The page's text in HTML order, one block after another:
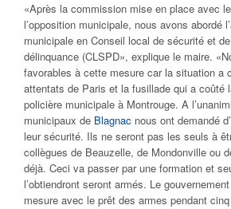
«Après la commission mise en place avec
l’opposition municipale, nous avons abordé
municipale en Conseil local de sécurité et
délinquance (CLSPD», explique le maire.
favorables à cette mesure car la situation a
attentats de Paris et la fusillade qui a coûté
policière municipale à Montrouge. A
municipaux de Blagnac nous ont demandé
leur sécurité. Ils ne seront pas les seuls à
collègues de Beauzelle, de Mondonville ou
déjà. Ceci va passer par une formation et
l’obtiendront seront armés. Le
mesure avec le prêt des armes pendant